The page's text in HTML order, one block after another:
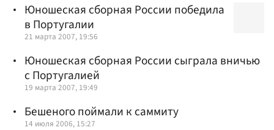
Юношеская сборная России победила
в Португалии
21 марта 2007, 19:56
Юношеская сборная России сыграла вничью
с Португалией
19 марта 2007, 19:49
Бешеного поймали к саммиту
14 июля 2006, 15:27